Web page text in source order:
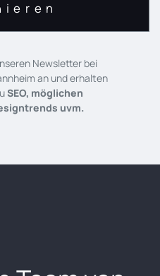
Newsletter bei
an und erhalten
SEO, möglichen
uvm.